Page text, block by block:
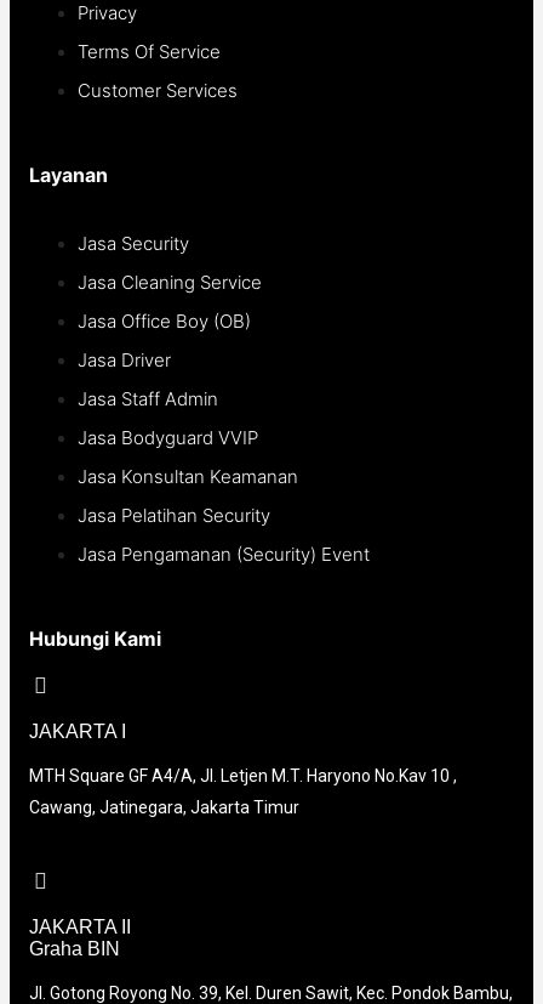
Privacy
Terms Of Service
Customer Services
Layanan
Jasa Security
Jasa Cleaning Service
Jasa Office Boy (OB)
Jasa Driver
Jasa Staff Admin
Jasa Bodyguard VVIP
Jasa Konsultan Keamanan
Jasa Pelatihan Security
Jasa Pengamanan (Security) Event
Hubungi Kami
JAKARTA I
MTH Square GF A4/A, Jl. Letjen M.T. Haryono No.Kav 10 ,
Cawang, Jatinegara, Jakarta Timur
JAKARTA II
Graha BIN
Jl. Gotong Royong No. 39, Kel. Duren Sawit, Kec. Pondok Bambu,